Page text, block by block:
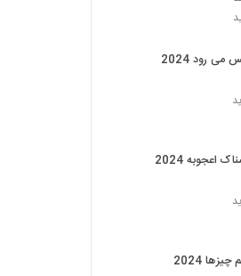
رود 2024
اعجوبه 2024
2024